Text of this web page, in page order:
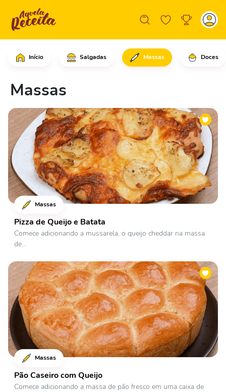
Início Salgadas Massas Doces
Massas
Massas
Pizza de Queijo e Batata
Comece adicionando a mussarela, o queijo cheddar na massa
de...
Massas
Pão Caseiro com Queijo
Comece adicionando a massa de pão fresco em uma caixa de